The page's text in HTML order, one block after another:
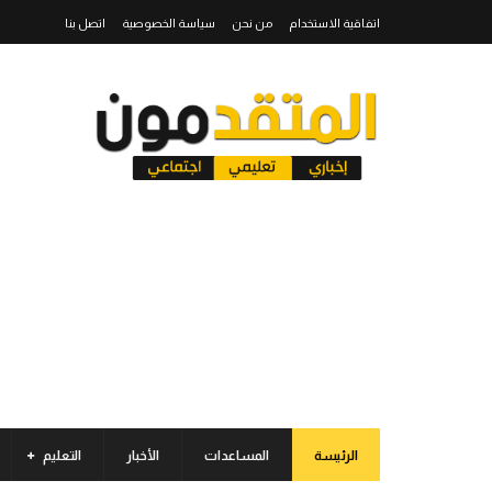
اتفاقية الاستخدام من نحن سياسة الخصوصية اتصل بنا
الرئيسة المساعدات الأخبار التعليم